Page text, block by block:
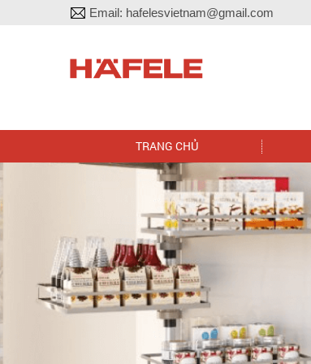
Email: hafelesvietnam@gmail.com
TRANG CHỦ